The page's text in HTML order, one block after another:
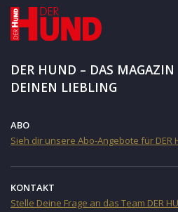
DER HUND – DAS
DEINEN LIEBLING
ABO
Sieh dir unsere Abo-Angebote für DER
KONTAKT
Stelle Deine Frage an das Team DER